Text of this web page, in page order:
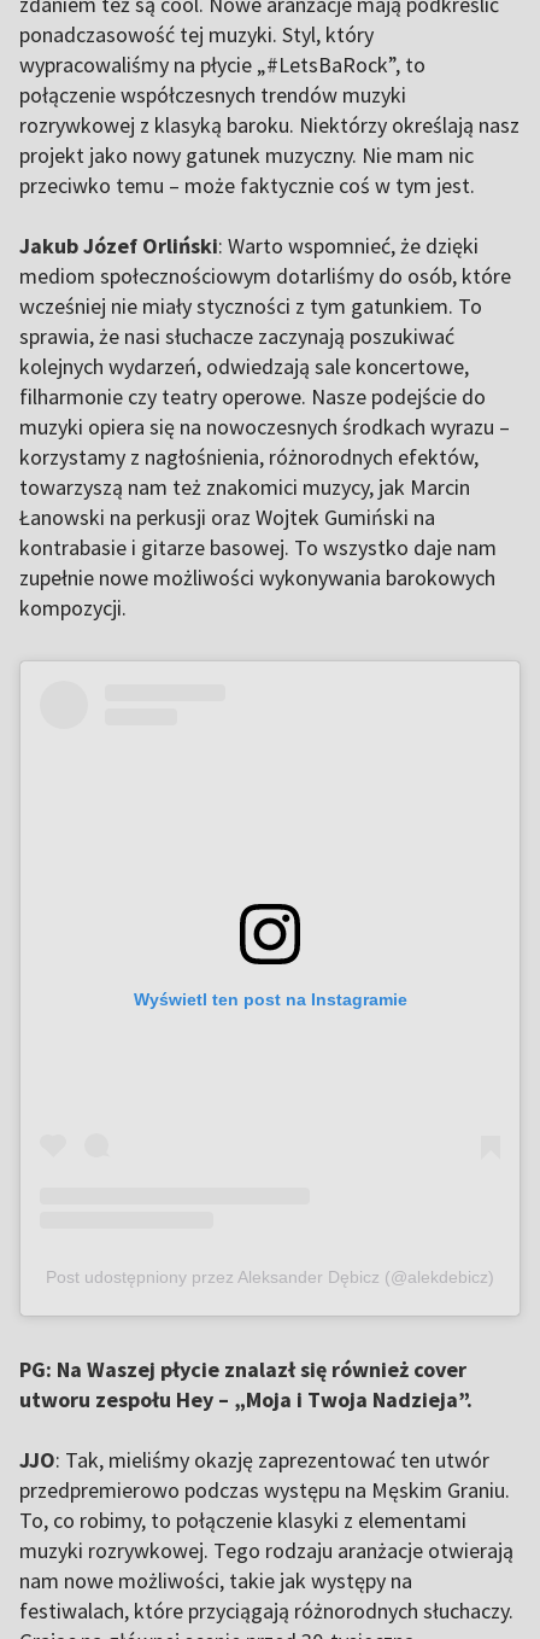
ponadczasowość tej muzyki. Styl, który
wypracowaliśmy na płycie „#LetsBaRock”, to
połączenie współczesnych trendów muzyki
rozrywkowej z klasyką baroku. Niektórzy określają nasz
projekt jako nowy gatunek muzyczny. Nie mam nic
przeciwko temu – może faktycznie coś w tym jest.
Jakub Józef Orliński: Warto wspomnieć, że dzięki
mediom społecznościowym dotarliśmy do osób, które
wcześniej nie miały styczności z tym gatunkiem. To
sprawia, że nasi słuchacze zaczynają poszukiwać
kolejnych wydarzeń, odwiedzają sale koncertowe,
filharmonie czy teatry operowe. Nasze podejście do
muzyki opiera się na nowoczesnych środkach wyrazu –
korzystamy z nagłośnienia, różnorodnych efektów,
towarzyszą nam też znakomici muzycy, jak Marcin
Łanowski na perkusji oraz Wojtek Gumiński na
kontrabasie i gitarze basowej. To wszystko daje nam
zupełnie nowe możliwości wykonywania barokowych
kompozycji.
Wyświetl ten post na Instagramie
Post udostępniony przez Aleksander Dębicz (@alekdebicz)
PG: Na Waszej płycie znalazł się również cover
utworu zespołu Hey – „Moja i Twoja Nadzieja”.
JJO: Tak, mieliśmy okazję zaprezentować ten utwór
przedpremierowo podczas występu na Męskim Graniu.
To, co robimy, to połączenie klasyki z elementami
muzyki rozrywkowej. Tego rodzaju aranżacje otwierają
nam nowe możliwości, takie jak występy na
festiwalach, które przyciągają różnorodnych słuchaczy.